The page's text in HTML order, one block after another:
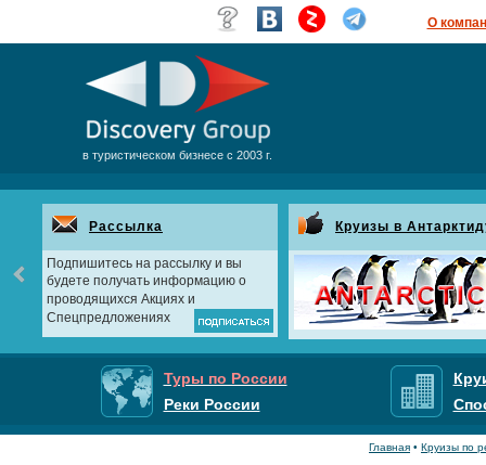
О
в туристическом бизнесе с 2003 г.
Рассылка
Подпишитесь на рассылку и вы
будете получать информацию о
проводящихся Акциях и
Спецпредложениях
Круизы в
Туры по России
Реки России
Главная • Круизы по